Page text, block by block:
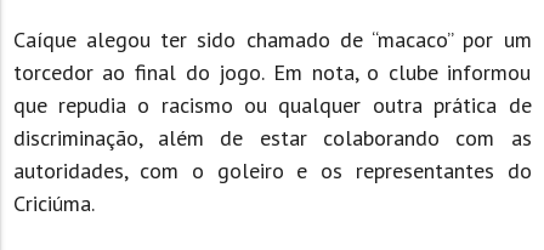
Caíque alegou ter sido chamado de “macaco” por um
torcedor ao final do jogo. Em nota, o clube informou
que repudia o racismo ou qualquer outra prática de
discriminação, além de estar colaborando com as
autoridades, com o goleiro e os representantes do
Criciúma.